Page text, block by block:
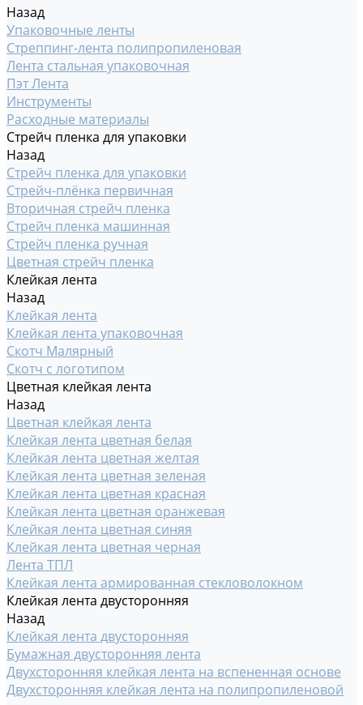
Назад
Упаковочные ленты
Стреппинг-лента полипропиленовая
Лента стальная упаковочная
Пэт Лента
Инструменты
Расходные материалы
Стрейч пленка для упаковки
Назад
Стрейч пленка для упаковки
Стрейч-плёнка первичная
Вторичная стрейч пленка
Стрейч пленка машинная
Стрейч пленка ручная
Цветная стрейч пленка
Клейкая лента
Назад
Клейкая лента
Клейкая лента упаковочная
Скотч Малярный
Скотч с логотипом
Цветная клейкая лента
Назад
Цветная клейкая лента
Клейкая лента цветная белая
Клейкая лента цветная желтая
Клейкая лента цветная зеленая
Клейкая лента цветная красная
Клейкая лента цветная оранжевая
Клейкая лента цветная синяя
Клейкая лента цветная черная
Лента ТПЛ
Клейкая лента армированная стекловолокном
Клейкая лента двусторонняя
Назад
Клейкая лента двусторонняя
Бумажная двусторонняя лента
Двухсторонняя клейкая лента на вспененная основе
Двухсторонняя клейкая лента на полипропиленовой